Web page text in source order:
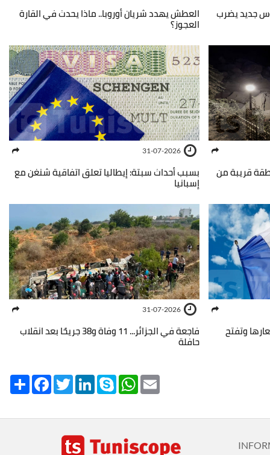
جديد يضرب العطش يهدد شريان أوروبا.. ماذا يحدث في القارة
العجوز؟
يهز منطقة قريبة من
31-07-2026
بسبب أحداث سبتة: إيطاليا تعلق اتفاقية شنغن مع
إسبانيا
وتفتح
31-07-2026
فاجعة في الجزائر... 11 وفاة و38 جريحًا بعد انقلاب
حافلة
Share FacebookTwitterLinkedInSkype WhatsApp